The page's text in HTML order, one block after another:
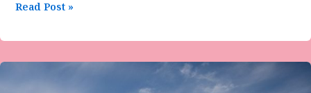
Read Post »
ಮೂಲ್ಕಿಕವಿತೆ-